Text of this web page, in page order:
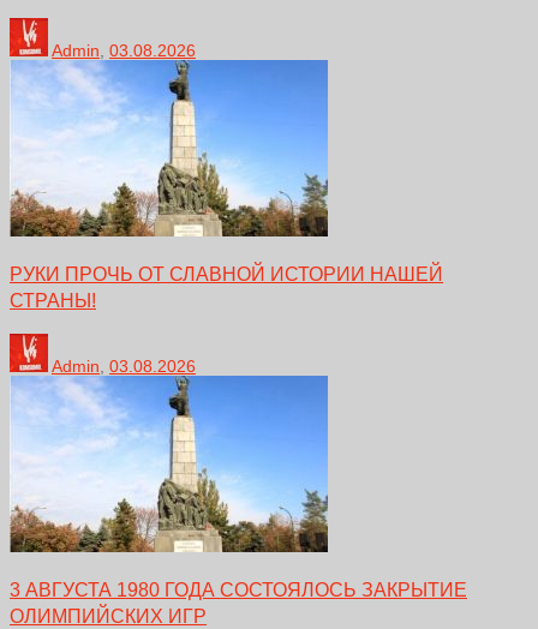
Admin 03.08.2026
РУКИ ПРОЧЬ ОТ СЛАВНОЙ ИСТОРИИ НАШЕЙ
СТРАНЫ!
Admin 03.08.2026
3 АВГУСТА 1980 ГОДА СОСТОЯЛОСЬ ЗАКРЫТИЕ
ОЛИМПИЙСКИХ ИГР